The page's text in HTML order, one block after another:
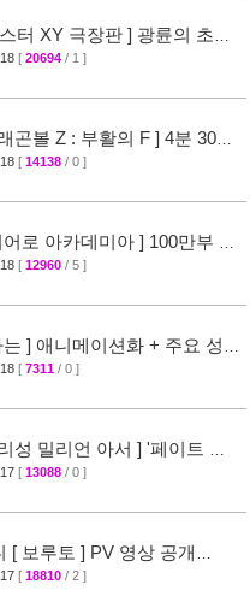
터 XY 극장판 ] 광륜의 초마
개 [47]
[ 20694 / 1 ]
곤볼 Z : 부활의 F ] 4분 30초
[38]
[ 14138 / 0 ]
로 아카데미아 ] 100만부 돌
오픈 [44]
[ 12960 / 5 ]
] 애니메이션화 + 주요 성우
[ 7311 / 0 ]
성 밀리언 아서 ] '페이트 스
이벤트 정보
[ 13088 / 0 ]
[ 보루토 ] PV 영상 공개
[ 18810 / 2 ]